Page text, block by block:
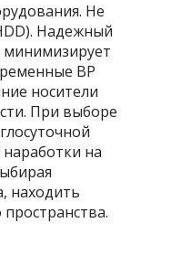
Не
Надежный
минимизирует
ВР
носители
При выборе
на
находить